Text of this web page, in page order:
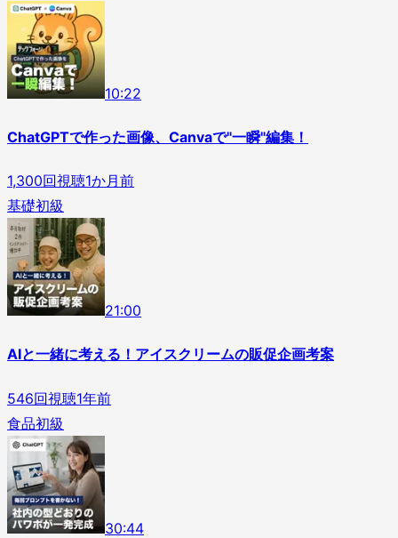
10:22
ChatGPTで作った画像、Canvaで"一瞬"編集！
1,300回視聴1か月前
基礎初級
21:00
AIと一緒に考える！アイスクリームの販促企画考案
546回視聴1年前
食品初級
30:44